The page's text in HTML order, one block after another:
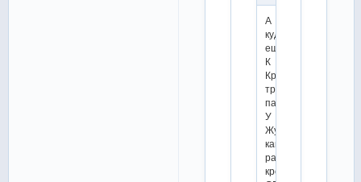
А
куда
еще)
К
Крыловой
третьей
парой?
У
Жулина
как
раз
кроме